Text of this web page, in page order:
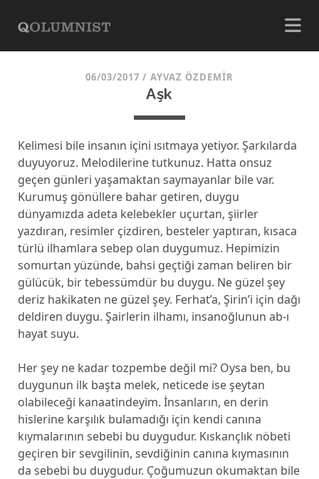
06/03/2017 / AYVAZ ÖZDEMIR
Aşk
Kelimesi bile insanın içini ısıtmaya yetiyor. Şarkılarda
duyuyoruz. Melodilerine tutkunuz. Hatta onsuz
geçen günleri yaşamaktan saymayanlar bile var.
Kurumuş gönüllere bahar getiren, duygu
dünyamızda adeta kelebekler uçurtan, şiirler
yazdıran, resimler çizdiren, besteler yaptıran, kısaca
türlü ilhamlara sebep olan duygumuz. Hepimizin
somurtan yüzünde, bahsi geçtiği zaman beliren bir
gülücük, bir tebessümdür bu duygu. Ne güzel şey
deriz hakikaten ne güzel şey. Ferhat’a, Şirin’i için dağı
deldiren duygu. Şairlerin ilhamı, insanoğlunun ab-ı
hayat suyu.
Her şey ne kadar tozpembe değil mi? Oysa ben, bu
duygunun ilk başta melek, neticede ise şeytan
olabileceği kanaatindeyim. İnsanların, en derin
hislerine karşılık bulamadığı için kendi canına
kıymalarının sebebi bu duygudur. Kıskançlık nöbeti
geçiren bir sevgilinin, sevdiğinin canına kıymasının
da sebebi bu duygudur. Çoğumuzun okumaktan bile